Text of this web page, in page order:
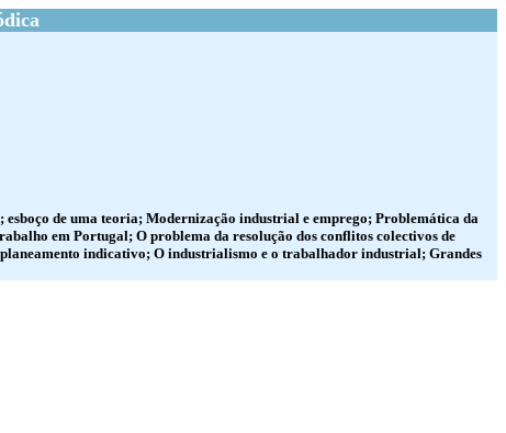
de uma teoria; Modernização industrial e emprego; Problemática da
em Portugal; O problema da resolução dos conflitos colectivos de
indicativo; O industrialismo e o trabalhador industrial; Grandes